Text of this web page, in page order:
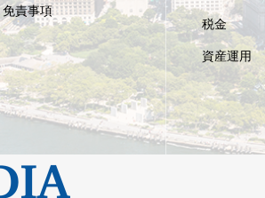
免責事項
税金
資産運用